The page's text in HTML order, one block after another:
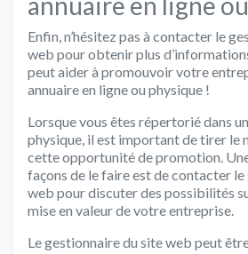
Enfin, n’hésitez pas à contacter le
web pour obtenir plus
peut aider à promouvoir votre
annuaire en ligne ou physique !
Lorsque vous êtes répertorié dans
physique, il est important de tirer le
cette opportunité de promotion.
façons de le faire est de contacter
web pour discuter des possibilités
mise en valeur de votre entreprise.
Le gestionnaire du site web peut